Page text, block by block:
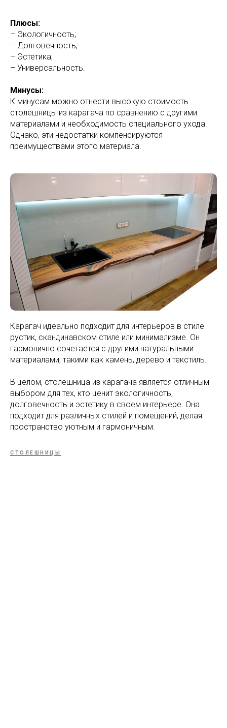
Плюсы:
– Экологичность;
– Долговечность;
– Эстетика;
– Универсальность.
Минусы:
К минусам можно отнести высокую стоимость
столешницы из карагача по сравнению с другими
материалами и необходимость специального ухода.
Однако, эти недостатки компенсируются
преимуществами этого материала.
Карагач идеально подходит для интерьеров в стиле
рустик, скандинавском стиле или минимализме. Он
гармонично сочетается с другими натуральными
материалами, такими как камень, дерево и текстиль.
В целом, столешница из карагача является отличным
выбором для тех, кто ценит экологичность,
долговечность и эстетику в своем интерьере. Она
подходит для различных стилей и помещений, делая
пространство уютным и гармоничным.
СТОЛЕШНИЦЫ